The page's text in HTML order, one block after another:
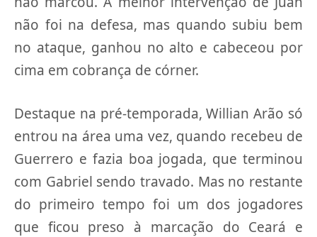
não foi na defesa, mas quando subiu bem
no ataque, ganhou no alto e cabeceou por
cima em cobrança de córner.
Destaque na pré-temporada, Willian Arão só
entrou na área uma vez, quando recebeu de
Guerrero e fazia boa jogada, que terminou
com Gabriel sendo travado. Mas no restante
do primeiro tempo foi um dos jogadores
que ficou preso à marcação do Ceará e